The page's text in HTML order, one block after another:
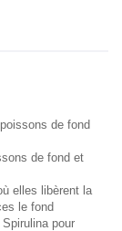
de fond
de fond et
elles libèrent la
le fond
pour